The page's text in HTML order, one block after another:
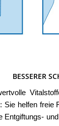
BESSERER
Sie helfen
Entgiftungs-